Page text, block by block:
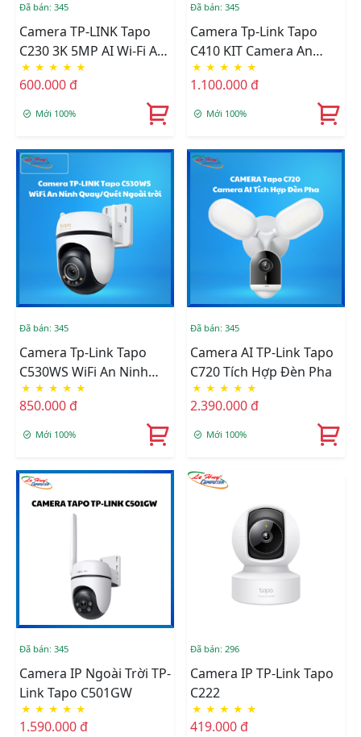
Đã bán: 345
Camera TP-LINK Tapo
C230 3K 5MP AI Wi-Fi An
Ninh Gia Đình Quay
Quét
★ ★ ★ ★ ★
600.000 đ
Mới 100%
Đã bán: 345
Camera Tp-Link Tapo
C410 KIT Camera An
Ninh Năng Lượng Mặt
Trời
★ ★ ★ ★ ★
1.100.000 đ
Mới 100%
Đã bán: 345
Camera Tp-Link Tapo
C530WS WiFi An Ninh
Quay/Quét Ngoài Trời
★ ★ ★ ★ ★
850.000 đ
Mới 100%
Đã bán: 345
Camera AI TP-Link Tapo
C720 Tích Hợp Đèn Pha
★ ★ ★ ★ ★
2.390.000 đ
Mới 100%
Đã bán: 345
Camera IP Ngoài Trời TP-
Link Tapo C501GW
★ ★ ★ ★ ★
1.590.000 đ
Đã bán: 296
Camera IP TP-Link Tapo
C222
★ ★ ★ ★ ★
419.000 đ